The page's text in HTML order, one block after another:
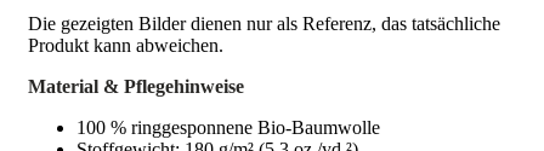
Die gezeigten Bilder dienen nur als Referenz, das tatsächliche
Produkt kann abweichen.
Material & Pflegehinweise
100 % ringgesponnene Bio-Baumwolle